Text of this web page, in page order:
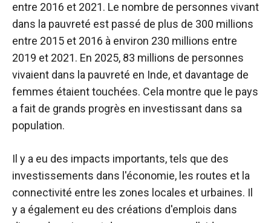
entre 2016 et 2021. Le nombre de personnes vivant
dans la pauvreté est passé de plus de 300 millions
entre 2015 et 2016 à environ 230 millions entre
2019 et 2021. En 2025, 83 millions de personnes
vivaient dans la pauvreté en Inde, et davantage de
femmes étaient touchées. Cela montre que le pays
a fait de grands progrès en investissant dans sa
population.
Il y a eu des impacts importants, tels que des
investissements dans l'économie, les routes et la
connectivité entre les zones locales et urbaines. Il
y a également eu des créations d'emplois dans